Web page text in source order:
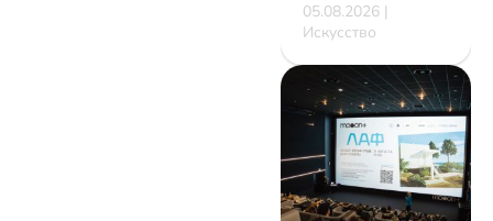
05.08.2026 |
Искусство